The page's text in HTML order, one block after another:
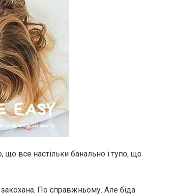
все настільки банально і тупо, що
По справжньому. Але біда